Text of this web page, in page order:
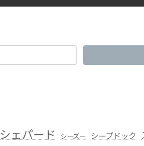
シェパード シーズー シープドック